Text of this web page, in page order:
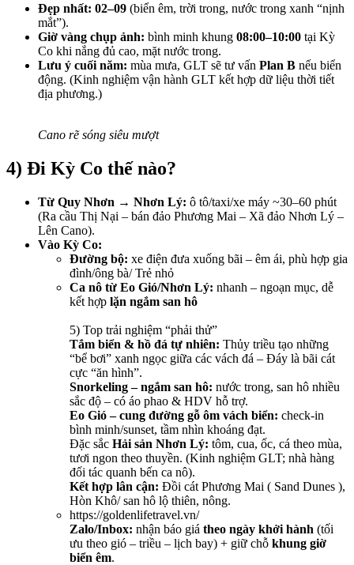
Đẹp nhất: 02–09 (biển êm, trời trong, nước trong xanh “nịnh
mắt”).
Giờ vàng chụp ảnh: bình minh khung 08:00–10:00 tại Kỳ
Co khi nắng đủ cao, mặt nước trong.
Lưu ý cuối năm: mùa mưa, GLT sẽ tư vấn Plan B nếu biển
động. (Kinh nghiệm vận hành GLT kết hợp dữ liệu thời tiết
địa phương.)
Cano rẽ sóng siêu mượt
4) Đi Kỳ Co thế nào?
Từ Quy Nhơn → Nhơn Lý: ô tô/taxi/xe máy ~30–60 phút
(Ra cầu Thị Nại – bán đảo Phương Mai – Xã đảo Nhơn Lý –
Lên Cano).
Vào Kỳ Co:
Đường bộ: xe điện đưa xuống bãi – êm ái, phù hợp gia
đình/ông bà/ Trẻ nhỏ
Ca nô từ Eo Gió/Nhơn Lý: nhanh – ngoạn mục, dễ
kết hợp lặn ngắm san hô
5) Top trải nghiệm “phải thử”
Tắm biển & hồ đá tự nhiên: Thủy triều tạo những
“bể bơi” xanh ngọc giữa các vách đá – Đáy là bãi cát
cực “ăn hình”.
Snorkeling – ngắm san hô: nước trong, san hô nhiều
sắc độ – có áo phao & HDV hỗ trợ.
Eo Gió – cung đường gỗ ôm vách biển: check-in
bình minh/sunset, tầm nhìn khoáng đạt.
Đặc sắc Hải sản Nhơn Lý: tôm, cua, ốc, cá theo mùa,
tươi ngon theo thuyền. (Kinh nghiệm GLT; nhà hàng
đối tác quanh bến ca nô).
Kết hợp lân cận: Đồi cát Phương Mai ( Sand Dunes ),
Hòn Khô/ san hô lộ thiên, nông.
https://goldenlifetravel.vn/
Zalo/Inbox: nhận báo giá theo ngày khởi hành (tối
ưu theo gió – triều – lịch bay) + giữ chỗ khung giờ
biển êm.